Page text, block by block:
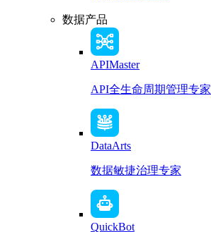
数据产品
APIMaster
API全生命周期管理专家
DataArts
数据敏捷治理专家
QuickBot